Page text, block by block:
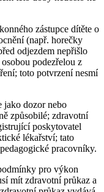
zástupce dítěte o
(např. horečky
odjezdem nepřišlo
podezřelou z
toto potvrzení nesmí
jako dozor nebo
způsobilé; zdravotní
poskytovatel
lékařství; tato
pracovníky.
pro výkon
mít zdravotní průkaz a